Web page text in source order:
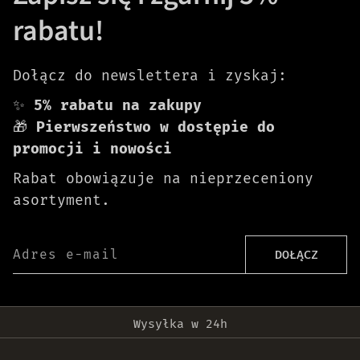
rabatu!
Dołącz do newslettera i zyskaj:
✨ 5% rabatu na zakupy
🎁 Pierwszeństwo w dostępie do
promocji i nowości
Rabat obowiązuje na nieprzeceniony
asortyment.
Adres e-mail DOŁĄCZ
Wysyłka w 24h